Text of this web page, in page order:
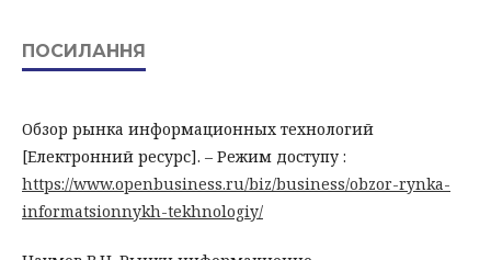
ПОСИЛАННЯ
Обзор рынка информационных технологий
[Електронний ресурс]. – Режим доступу :
https://www.openbusiness.ru/biz/business/obzor-rynka-
informatsionnykh-tekhnologiy/